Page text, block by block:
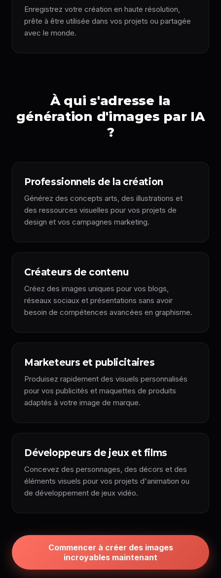
Enregistrez votre création en haute résolution,
prête à être utilisée dans vos projets ou partagée
avec le monde.
À qui s'adresse la
génération d'images par IA
?
Professionnels de la création
Générez des concepts arts, des illustrations et
des ressources visuelles pour vos projets de
design et vos campagnes marketing.
Créateurs de contenu
Créez des images uniques pour vos blogs,
réseaux sociaux et présentations sans avoir
besoin de compétences avancées en graphisme.
Marketeurs et publicitaires
Produisez rapidement des visuels personnalisés
pour vos publicités et maquettes de produits
adaptés à votre image de marque.
Développeurs de jeux et films
Concevez des personnages, des décors et des
éléments visuels pour vos projets d'animation ou
de développement de jeux vidéo.
Commencer à créer des images
incroyables maintenant